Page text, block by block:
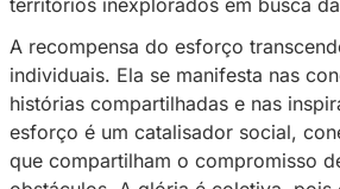
é uma vitória para si
constante que encontramos
jornada.
O esforço não é apenas
emocional. É a capacidade